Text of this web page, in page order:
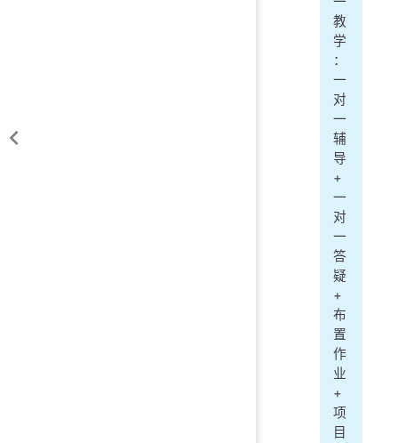
教
学
：
一
对
一
辅
导
+
一
对
一
答
疑
+
布
置
作
业
+
项
目